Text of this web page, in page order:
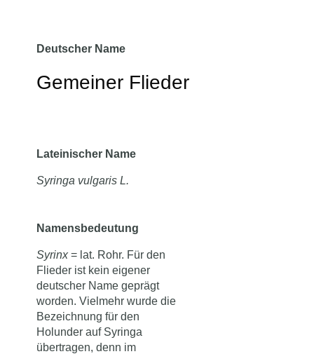
Deutscher Name
Gemeiner Flieder
Lateinischer Name
Syringa vulgaris L.
Namensbedeutung
Syrinx= lat. Rohr. Für den
Flieder ist kein eigener
deutscher Name geprägt
worden. Vielmehr wurde die
Bezeichnung für den
Holunder auf Syringa
übertragen, denn im